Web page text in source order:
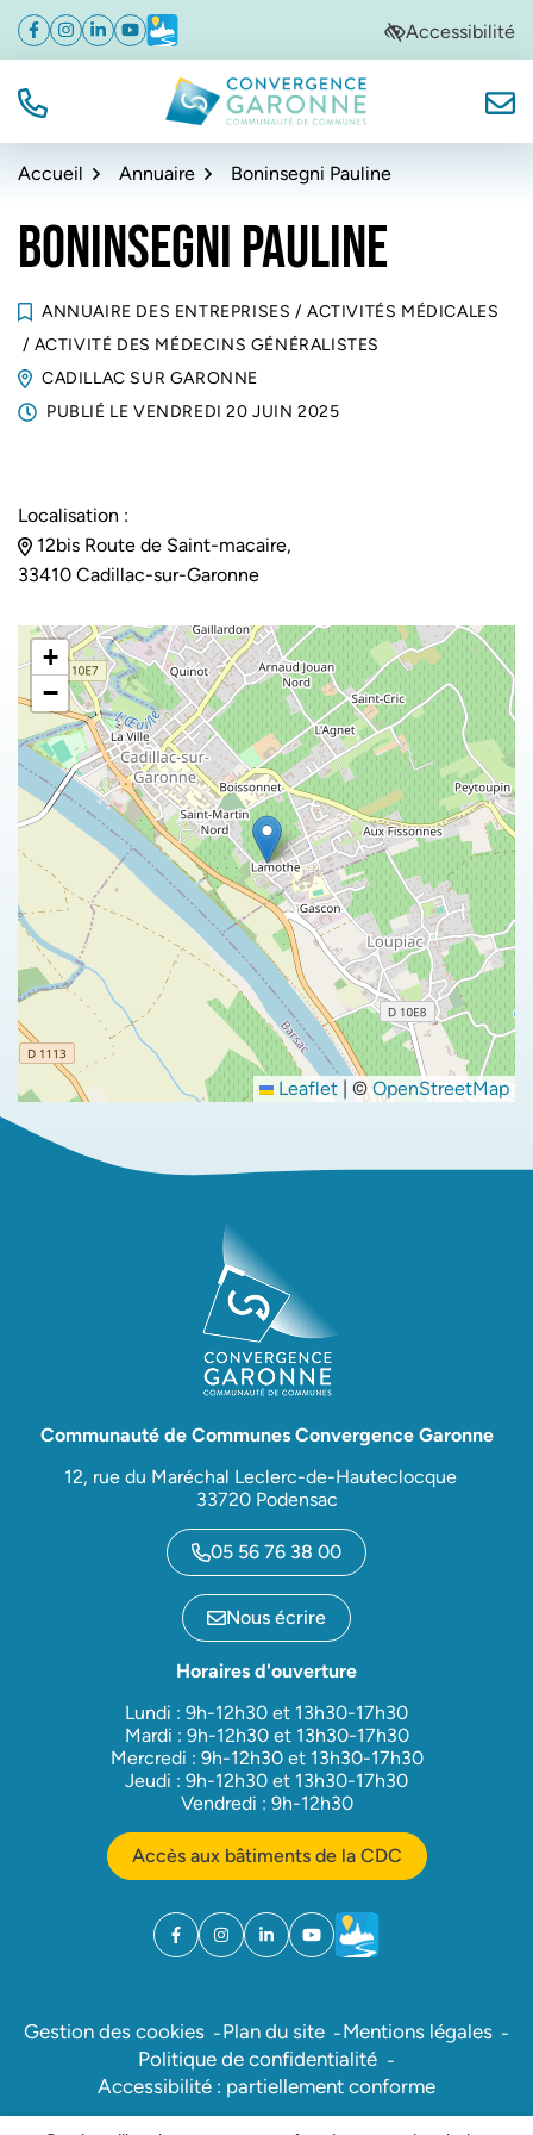
Aller
navigation
Aller
au
Aller
au
de
Facebook
(ouverture dans un nouvel onglet)
Instagram
(ouverture dans un nouvel onglet)
Linkedin
(ouverture dans un nouvel onglet)
YouTube
(ouverture dans un nouvel onglet)
Météo
(ouverture dans un nouvel onglet)Accessibilité
TÉL. Convergence Garonne
Accueil Annuaire Boninsegni Pauline
BONINSEGNI PAULINE
ANNUAIRE DES ENTREPRISES / ACTIVITÉS MÉDICALES
/ ACTIVITÉ DES MÉDECINS GÉNÉRALISTES
CADILLAC SUR GARONNE
PUBLIÉ LE VENDREDI 20 JUIN 2025
Localisation :
12bis Route de Saint-macaire,
33410 Cadillac-sur-Garonne
+
−
Leaflet | ©OpenStreetMap
Communauté de Communes Convergence Garonne
12, rue du Maréchal Leclerc-de-Hauteclocque
33720 Podensac
05 56 76 38 00
Nous écrire
Horaires d'ouverture
Lundi : 9h-12h30 et 13h30-17h30
Mardi : 9h-12h30 et 13h30-17h30
Mercredi : 9h-12h30 et 13h30-17h30
Jeudi : 9h-12h30 et 13h30-17h30
Vendredi : 9h-12h30
Accès aux bâtiments de la CDC
Facebook
(ouverture dans un nouvel onglet)
Instagram
(ouverture dans un nouvel onglet)
Linkedin
(ouverture dans un nouvel onglet)
YouTube
(ouverture dans un nouvel
Météo
(ouverture dans un
Gestion des cookies Plan du site
Mentions légales
Politique de confidentialité
Accessibilité : partiellement conforme